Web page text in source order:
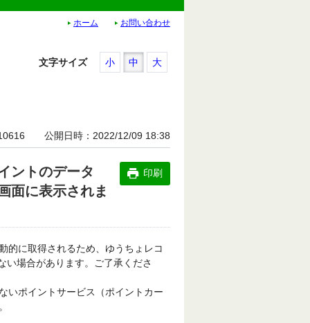
ホーム お問い合わせ
文字サイズ 小 中 大
公開日時 2022/12/09 18:38
ントのデータ
面に表示されま
印刷
的に取得されるため、ゆうちょレコ
い場合があります。ご了承くださ
いポイントサービス（ポイントカー